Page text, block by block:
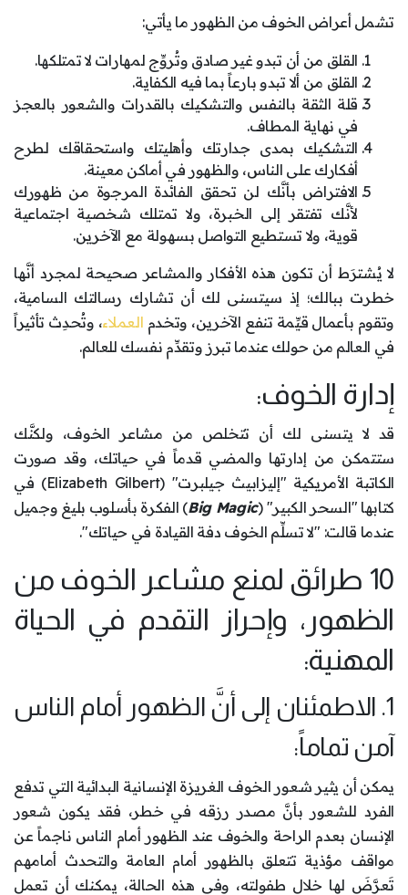
تشمل أعراض الخوف من الظهور ما يأتي:
القلق من أن تبدو غير صادق وتُروِّج لمهارات لا تمتلكها.
القلق من ألا تبدو بارعاً بما فيه الكفاية.
قلة الثقة بالنفس والتشكيك بالقدرات والشعور بالعجز
في نهاية المطاف.
التشكيك بمدى جدارتك وأهليتك واستحقاقك لطرح
أفكارك على الناس، والظهور في أماكن معينة.
الافتراض بأنَّك لن تحقق الفائدة المرجوة من ظهورك
لأنَّك تفتقر إلى الخبرة، ولا تمتلك شخصية اجتماعية
قوية، ولا تستطيع التواصل بسهولة مع الآخرين.
لا يُشترَط أن تكون هذه الأفكار والمشاعر صحيحة لمجرد أنَّها
خطرت ببالك؛ إذ سيتسنى لك أن تشارك رسالتك السامية،
وتقوم بأعمال قيِّمة تنفع الآخرين، وتخدم العملاء، وتُحدِث تأثيراً
في العالم من حولك عندما تبرز وتقدِّم نفسك للعالم.
إدارة الخوف:
قد لا يتسنى لك أن تتخلص من مشاعر الخوف، ولكنَّك
ستتمكن من إدارتها والمضي قدماً في حياتك، وقد صورت
الكاتبة الأمريكية "إليزابيث جيلبرت" (Elizabeth Gilbert) في
كتابها "السحر الكبير" (Big Magic) الفكرة بأسلوب بليغ وجميل
عندما قالت: "لا تسلِّم الخوف دفة القيادة في حياتك".
10 طرائق لمنع مشاعر الخوف من
الظهور، وإحراز التقدم في الحياة
المهنية:
1. الاطمئنان إلى أنَّ الظهور أمام الناس
آمن تماماً:
يمكن أن يثير شعور الخوف الغريزة الإنسانية البدائية التي تدفع
الفرد للشعور بأنَّ مصدر رزقه في خطر، فقد يكون شعور
الإنسان بعدم الراحة والخوف عند الظهور أمام الناس ناجماً عن
مواقف مؤذية تتعلق بالظهور أمام العامة والتحدث أمامهم
تَعرَّضَ لها خلال طفولته، وفي هذه الحالة، يمكنك أن تعمل